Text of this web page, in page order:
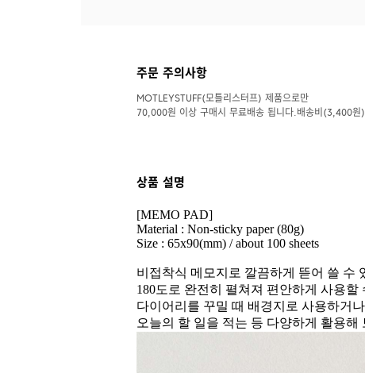
주문 주의사항
MOTLEYSTUFF(모틀리스터프) 제품으로만
70,000원 이상 구매시 무료배송 됩니다.배송비(3,400원)
상품 설명